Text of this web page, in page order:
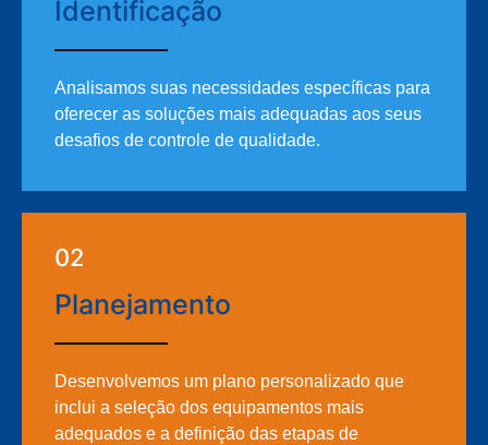
Identificação
Analisamos suas necessidades específicas para
oferecer as soluções mais adequadas aos seus
desafios de controle de qualidade.
02
Planejamento
Desenvolvemos um plano personalizado que
inclui a seleção dos equipamentos mais
adequados e a definição das etapas de